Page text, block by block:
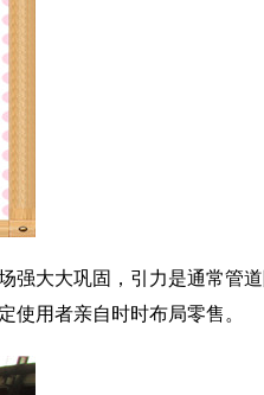
强大大巩固，引力是通常管
用者亲自时时布局零售。